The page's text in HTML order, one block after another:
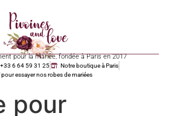
pour la mariée, fondée à Paris en 2017
+33 6 64 59 31 25
Notre boutique à Paris
pour essayer nos robes de mariées
pour